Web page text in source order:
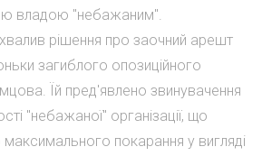
владою "небажаним".
рішення про заочний арешт
загиблого опозиційного
Їй пред'явлено звинувачення
"небажаної" організації, що
покарання у вигляді